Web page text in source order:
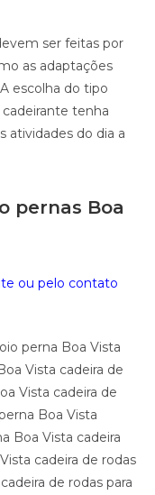
ser feitas por
as adaptações
escolha do tipo
tenha
atividades do dia a
pernas Boa
ou pelo contato
perna Boa Vista
Vista cadeira de
Vista cadeira de
Boa Vista
Boa Vista cadeira
cadeira de rodas
de rodas para